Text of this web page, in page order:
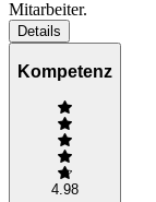
Mitarbeiter.
Details
Kompetenz
4.98